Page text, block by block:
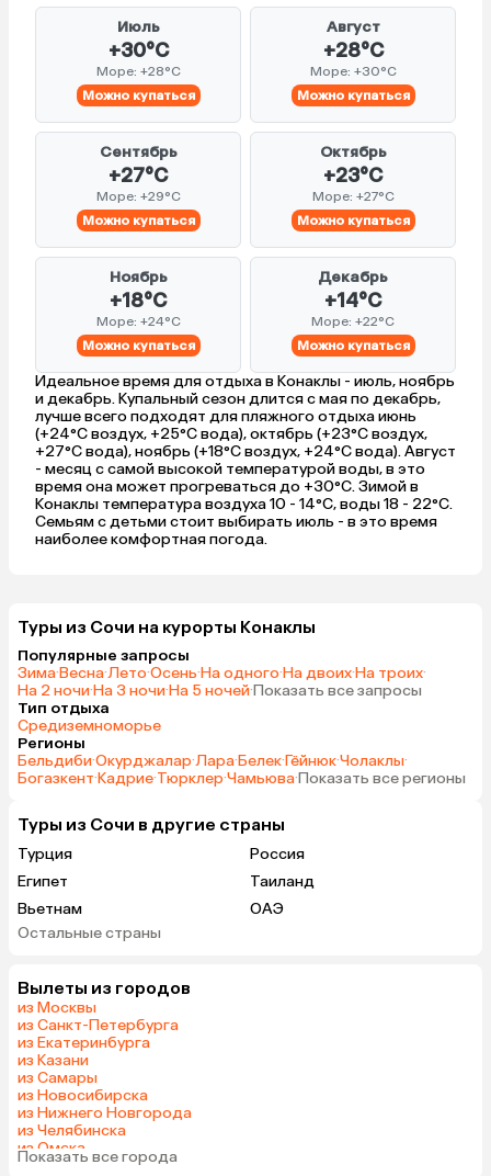
Июль
+30°C
Море: +28°C
Можно купаться
Август
+28°C
Море: +30°C
Можно купаться
Сентябрь
+27°C
Море: +29°C
Можно купаться
Октябрь
+23°C
Море: +27°C
Можно купаться
Ноябрь
+18°C
Море: +24°C
Можно купаться
Декабрь
+14°C
Море: +22°C
Можно купаться
Идеальное время для отдыха в Конаклы - июль, ноябрь
и декабрь. Купальный сезон длится с мая по декабрь,
лучше всего подходят для пляжного отдыха июнь
(+24°C воздух, +25°C вода), октябрь (+23°C воздух,
+27°C вода), ноябрь (+18°C воздух, +24°C вода). Август
- месяц с самой высокой температурой воды, в это
время она может прогреваться до +30°C. Зимой в
Конаклы температура воздуха 10 - 14°C, воды 18 - 22°C.
Семьям с детьми стоит выбирать июль - в это время
наиболее комфортная погода.
Туры из Сочи на курорты Конаклы
Популярные запросы
Зима·Весна·Лето·Осень·На одного·На двоих·На троих·
На 2 ночи·На 3 ночи·На 5 ночей·Показать все запросы
Тип отдыха
Средиземноморье
Регионы
Бельдиби·Окурджалар·Лара·Белек·Гёйнюк·Чолаклы·
Богазкент·Кадрие·Тюрклер·Чамьюва·Показать все регионы
Туры из Сочи в другие страны
Турция
Россия
Египет
Таиланд
Вьетнам
ОАЭ
Гонконг
Остальные страны
Вылеты из городов
из Москвы
из Санкт-Петербурга
из Екатеринбурга
из Казани
из Самары
из Новосибирска
из Нижнего Новгорода
из Челябинска
из Омска
из Красноярска
Показать все города